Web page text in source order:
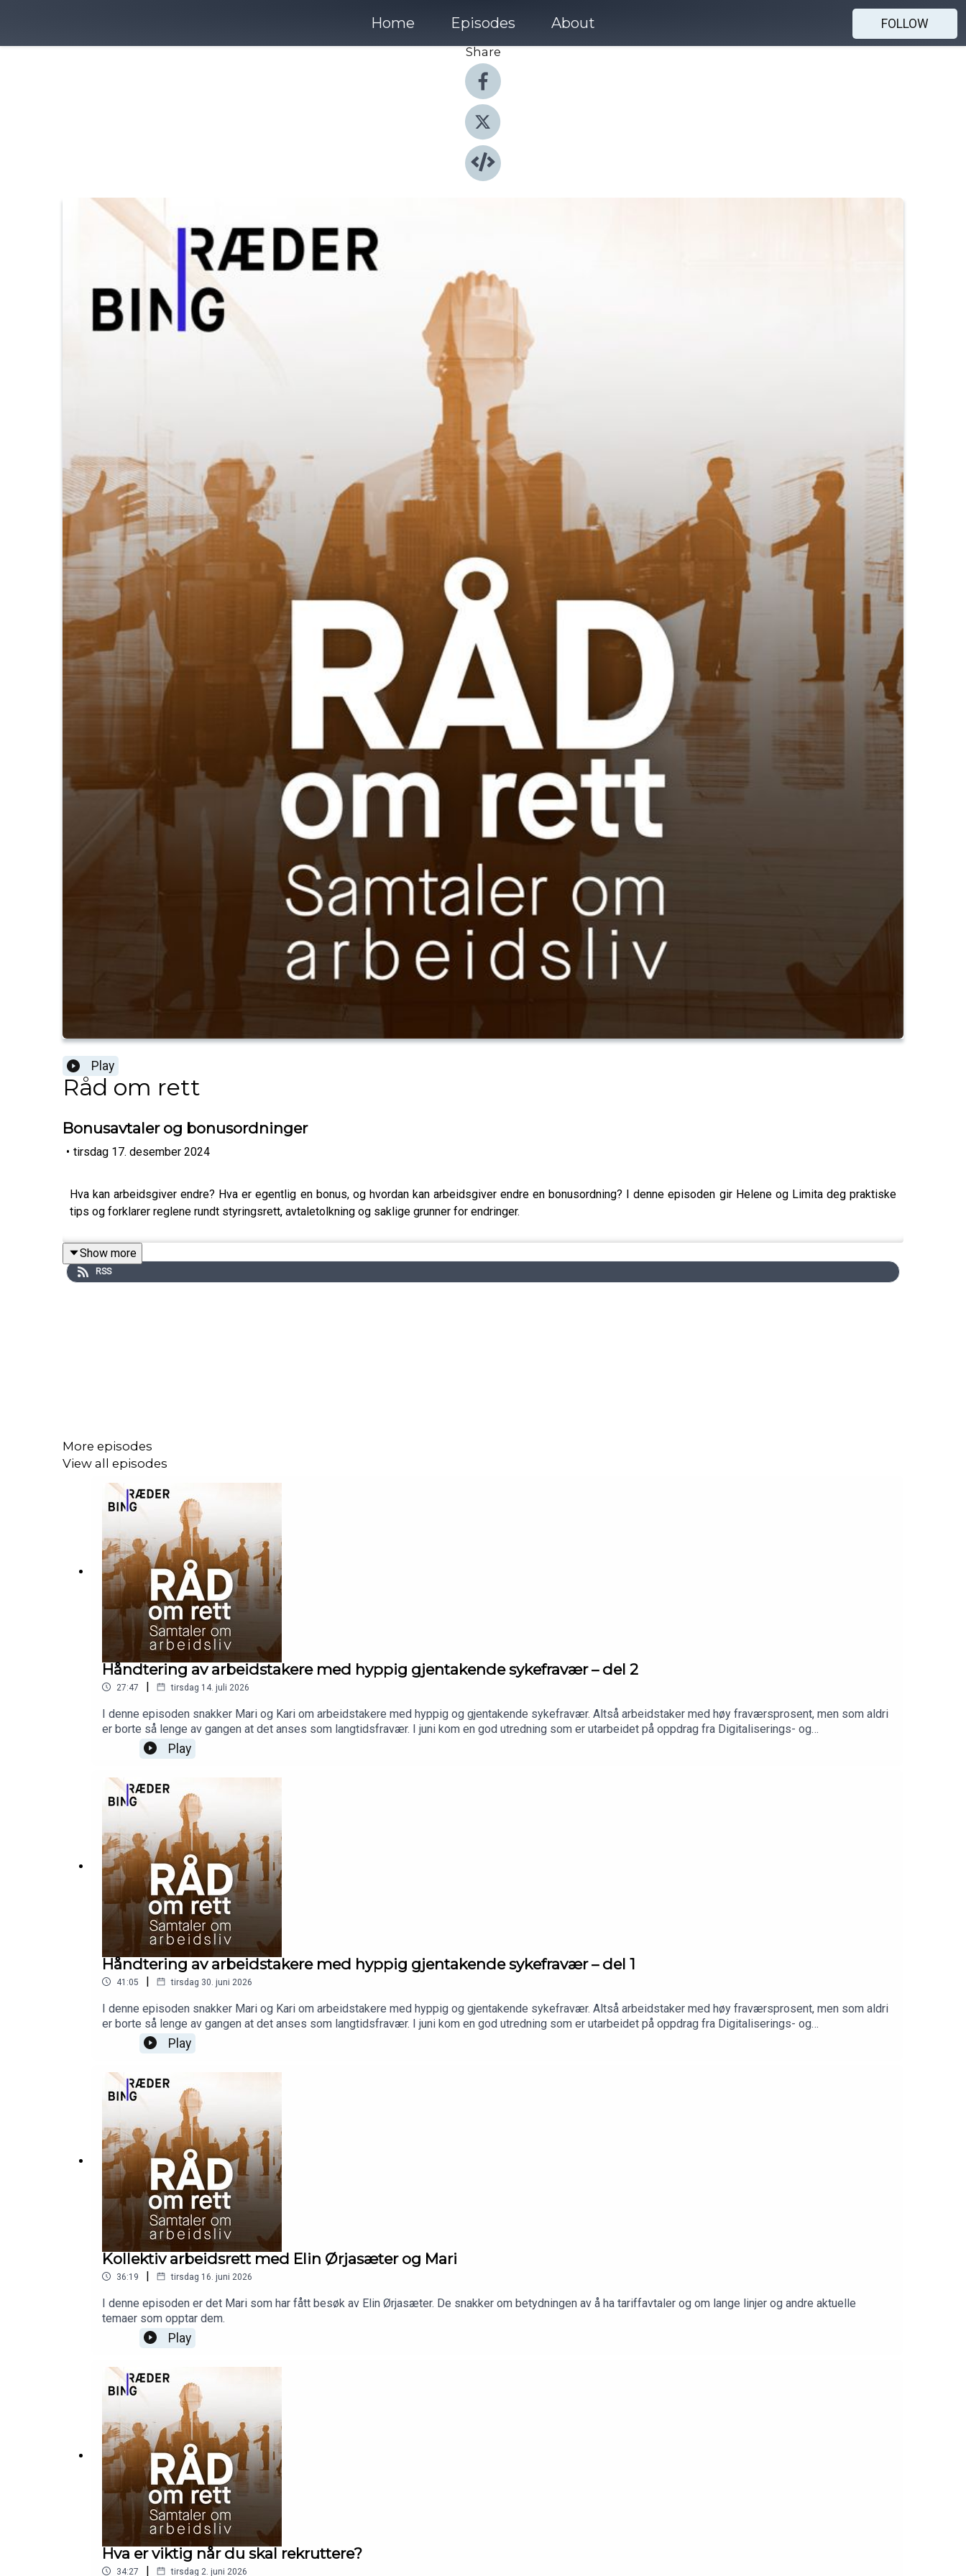
Home Episodes About
FOLLOW
Share
Play
Råd om rett
Bonusavtaler og bonusordninger
• tirsdag 17. desember 2024
Hva kan arbeidsgiver endre? Hva er egentlig en bonus, og hvordan kan arbeidsgiver endre en bonusordning? I denne episoden gir Helene og Limita deg praktiske
tips og forklarer reglene rundt styringsrett, avtaletolkning og saklige grunner for endringer.
Show more
RSS
More episodes
View all episodes
Håndtering av arbeidstakere med hyppig gjentakende sykefravær – del 2
27:47 | tirsdag 14. juli 2026
I denne episoden snakker Mari og Kari om arbeidstakere med hyppig og gjentakende sykefravær. Altså arbeidstaker med høy fraværsprosent, men som aldri
er borte så lenge av gangen at det anses som langtidsfravær. I juni kom en god utredning som er utarbeidet på oppdrag fra Digitaliserings- og
forvaltningsdepartementet og statens partsammensatte IA-gruppe. Denne definerer hva som anses som «hyppig gjentakende» sykefravær, og gir råd om
hvordan dette skal håndteres. Mari og Kari går gjennom og kommenterer ut fra sin erfaring med slike saker.
Play
Håndtering av arbeidstakere med hyppig gjentakende sykefravær – del 1
41:05 | tirsdag 30. juni 2026
I denne episoden snakker Mari og Kari om arbeidstakere med hyppig og gjentakende sykefravær. Altså arbeidstaker med høy fraværsprosent, men som aldri
er borte så lenge av gangen at det anses som langtidsfravær. I juni kom en god utredning som er utarbeidet på oppdrag fra Digitaliserings- og
forvaltningsdepartementet og statens partsammensatte IA-gruppe. Denne definerer hva som anses som «hyppig gjentakende» sykefravær, og gir råd om
hvordan dette skal håndteres. Mari og Kari går gjennom og kommenterer ut fra sin erfaring med slike saker.
Play
Kollektiv arbeidsrett med Elin Ørjasæter og Mari
36:19 | tirsdag 16. juni 2026
I denne episoden er det Mari som har fått besøk av Elin Ørjasæter. De snakker om betydningen av å ha tariffavtaler og om lange linjer og andre aktuelle
temaer som opptar dem.
Play
Hva er viktig når du skal rekruttere?
34:27 | tirsdag 2. juni 2026